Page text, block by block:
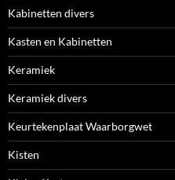
Kabinetten divers
Kasten en Kabinetten
Keramiek
Keramiek divers
Keurtekenplaat Waarborgwet
Kisten